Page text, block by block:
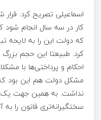
اسماعیلی تصریح کرد:
که دولت این را به لایحه
کرد. طبیعتا این حجم
احکام و پرداختی‌ها با
مشکل دولت هم این بود که
نداشت. به همین جهت یک
سختگیرانه‌تری قانون را به